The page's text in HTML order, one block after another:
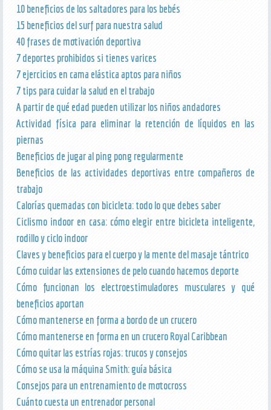
10 beneficios de los saltadores para los bebés
15 beneficios del surf para nuestra salud
40 frases de motivación deportiva
7 deportes prohibidos si tienes varices
7 ejercicios en cama elástica aptos para niños
7 tips para cuidar la salud en el trabajo
A partir de qué edad pueden utilizar los niños andadores
Actividad física para eliminar la retención de líquidos en las
piernas
Beneficios de jugar al ping pong regularmente
Beneficios de las actividades deportivas entre compañeros de
trabajo
Calorías quemadas con bicicleta: todo lo que debes saber
Ciclismo indoor en casa: cómo elegir entre bicicleta inteligente,
rodillo y ciclo indoor
Claves y beneficios para el cuerpo y la mente del masaje tántrico
Cómo cuidar las extensiones de pelo cuando hacemos deporte
Cómo funcionan los electroestimuladores musculares y qué
beneficios aportan
Cómo mantenerse en forma a bordo de un crucero
Cómo mantenerse en forma en un crucero Royal Caribbean
Cómo quitar las estrías rojas: trucos y consejos
Cómo se usa la máquina Smith: guía básica
Consejos para un entrenamiento de motocross
Cuánto cuesta un entrenador personal